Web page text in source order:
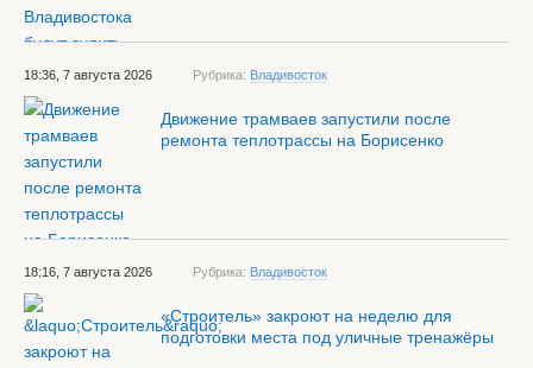
18:36, 7 августа 2026 Рубрика: Владивосток
Движение трамваев запустили после
ремонта теплотрассы на Борисенко
18:16, 7 августа 2026 Рубрика: Владивосток
«Строитель» закроют на неделю для
подготовки места под уличные тренажёры